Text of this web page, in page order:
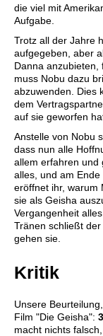
die viel mit
Aufgabe.
Trotz all der Jahre
aufgegeben, aber
Danna anzubieten,
muss Nobu dazu
abzuwenden. Dies
dem
auf sie geworfen
Anstelle von Nobu
dass nun alle
allem erfahren und
alles, und am
eröffnet ihr, warum
sie als Geisha
Vergangenheit
Tränen schließt
gehen sie.
Kritik
Unsere
Film "Die Geisha":
macht nichts